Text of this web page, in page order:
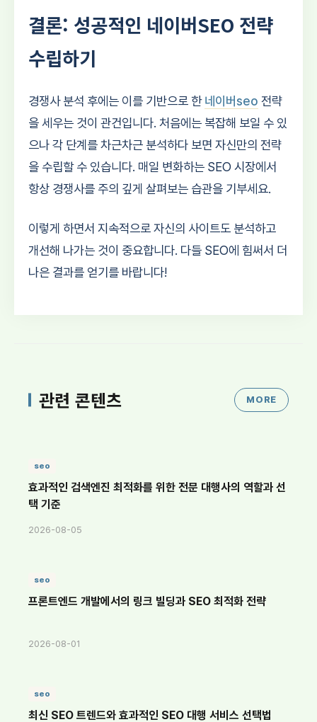
결론: 성공적인 네이버SEO 전략
수립하기
경쟁사 분석 후에는 이를 기반으로 한네이버seo 전략
을 세우는 것이 관건입니다. 처음에는 복잡해 보일 수 있
으나 각 단계를 차근차근 분석하다 보면 자신만의 전략
을 수립할 수 있습니다. 매일 변화하는 SEO 시장에서
항상 경쟁사를 주의 깊게 살펴보는 습관을 기부세요.
이렇게 하면서 지속적으로 자신의 사이트도 분석하고
개선해 나가는 것이 중요합니다. 다들 SEO에 힘써서 더
나은 결과를 얻기를 바랍니다!
관련 콘텐츠 MORE
seo
효과적인 검색엔진 최적화를 위한 전문 대행사의 역할과 선
택 기준
2026-08-05
seo
프론트엔드 개발에서의 링크 빌딩과 SEO 최적화 전략
2026-08-01
seo
최신 SEO 트렌드와 효과적인 SEO 대행 서비스 선택법